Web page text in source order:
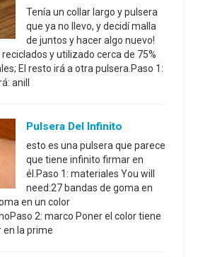
Tenía un collar largo y pulsera
que ya no llevo, y decidí malla
de juntos y hacer algo nuevo!
y utilizado cerca de 75%
El resto irá a otra pulsera.Paso 1:
anill
Pulsera Del Infinito
esto es una pulsera que parece
que tiene infinito firmar en
él.Paso 1: materiales You will
need:27 bandas de goma en
en un color
2: marco Poner el color tiene
la prime